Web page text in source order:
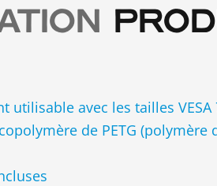
utilisable avec les tailles
de PETG (polymère